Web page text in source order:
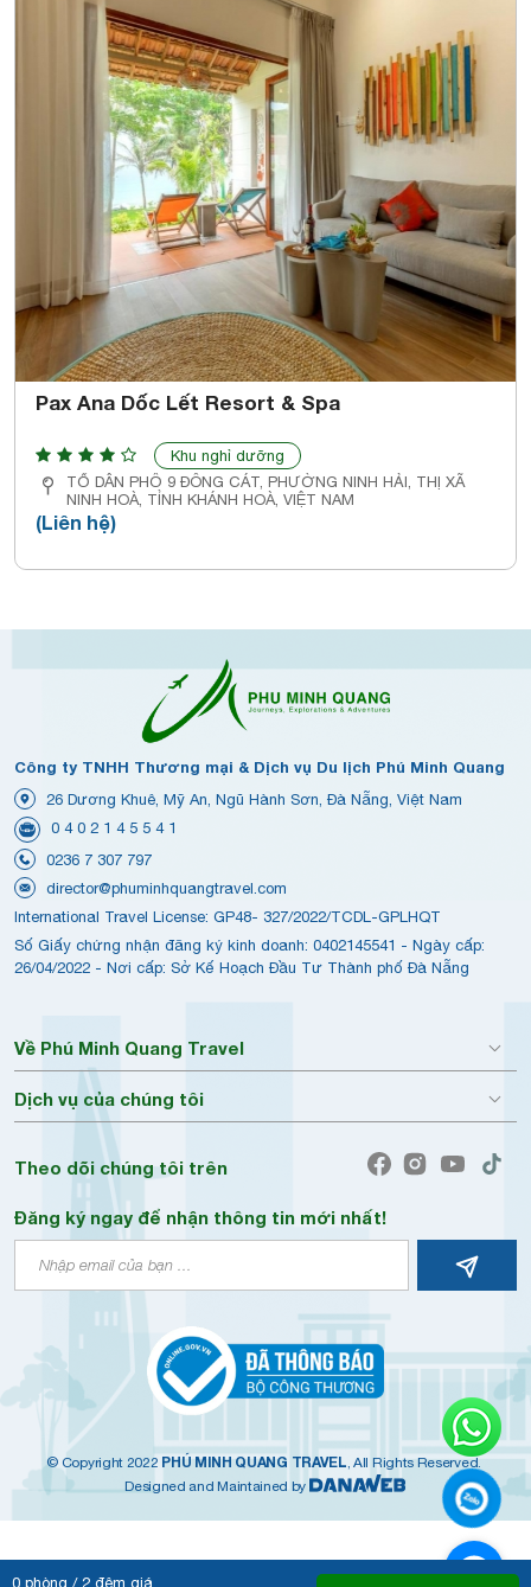
0 phòng / 2 đêm giá
Pax Ana Dốc Lết Resort & Spa
Khu nghỉ dưỡng
TỔ DÂN PHỐ 9 ĐÔNG CÁT, PHƯỜNG NINH HẢI, THỊ XÃ
NINH HOÀ, TỈNH KHÁNH HOÀ, VIỆT NAM
(Liên hệ)
Công ty TNHH Thương mại & Dịch vụ Du lịch Phú Minh Quang
26 Dương Khuê, Mỹ An, Ngũ Hành Sơn, Đà Nẵng, Việt Nam
0 4 0 2 1 4 5 5 4 1
0236 7 307 797
director@phuminhquangtravel.com
International Travel License: GP48- 327/2022/TCDL-GPLHQT
Số Giấy chứng nhận đăng ký kinh doanh: 0402145541 - Ngày cấp:
26/04/2022 - Nơi cấp: Sở Kế Hoạch Đầu Tư Thành phố Đà Nẵng
Về Phú Minh Quang Travel
Dịch vụ của chúng tôi
Theo dõi chúng tôi trên
Đăng ký ngay để nhận thông tin mới nhất!
© Copyright 2022 PHÚ MINH QUANG TRAVEL, All Rights Reserved.
Designed and Maintained by